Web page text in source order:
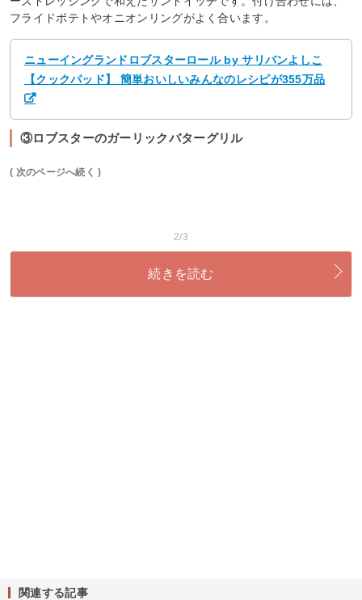
フライドポテトやオニオンリングがよく合います。
ニューイングランドロブスターロール by サリバンよしこ
【クックパッド】 簡単おいしいみんなのレシピが355万品
③ロブスターのガーリックバターグリル
( 次のページへ続く )
2/3
続きを読む
関連する記事